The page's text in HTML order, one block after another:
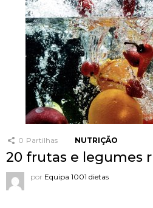
0 Partilhas NUTRIÇÃO
20 frutas e legumes
por Equipa 1001 dietas